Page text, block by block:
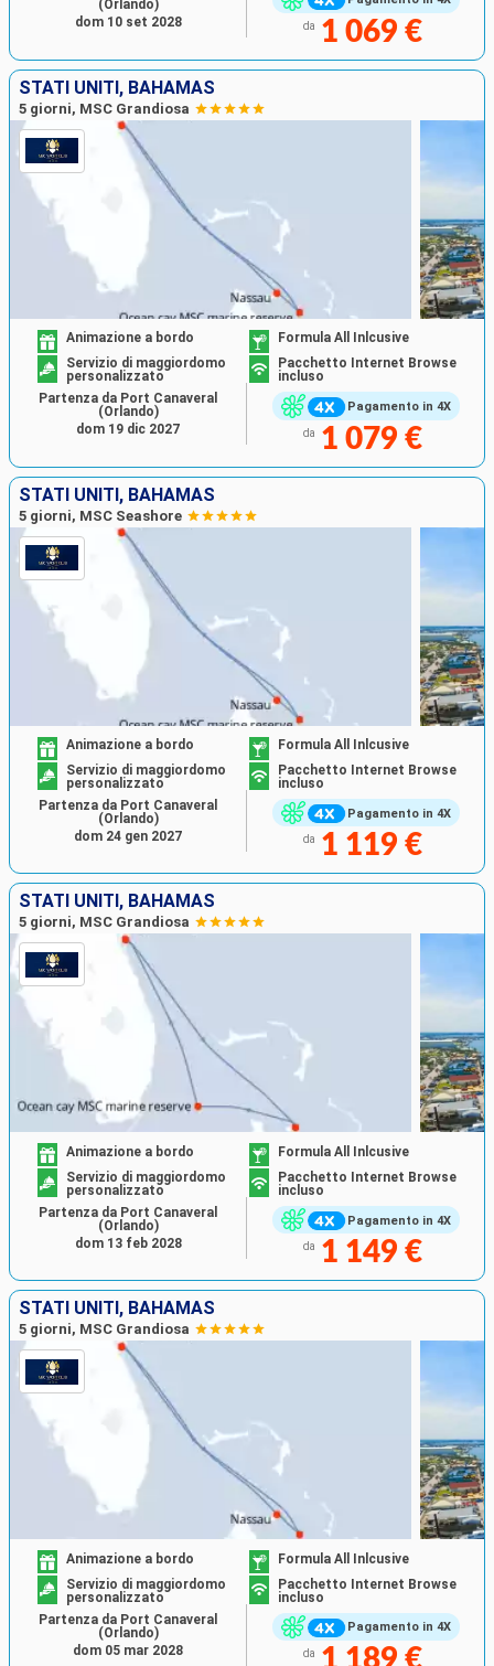
da 1 069 €
(Orlando)
dom 10 set 2028
STATI UNITI, BAHAMAS
5 giorni, MSC Grandiosa
Pagamento in 4X
Animazione a bordo
Formula All Inlcusive
Servizio di maggiordomo
personalizzato
Pacchetto Internet Browse
incluso
da 1 079 €
Partenza da Port Canaveral
(Orlando)
dom 19 dic 2027
STATI UNITI, BAHAMAS
5 giorni, MSC Seashore
Pagamento in 4X
Animazione a bordo
Formula All Inlcusive
Servizio di maggiordomo
personalizzato
Pacchetto Internet Browse
incluso
da 1 119 €
Partenza da Port Canaveral
(Orlando)
dom 24 gen 2027
STATI UNITI, BAHAMAS
5 giorni, MSC Grandiosa
Pagamento in 4X
Animazione a bordo
Formula All Inlcusive
Servizio di maggiordomo
personalizzato
Pacchetto Internet Browse
incluso
da 1 149 €
Partenza da Port Canaveral
(Orlando)
dom 13 feb 2028
STATI UNITI, BAHAMAS
5 giorni, MSC Grandiosa
Pagamento in 4X
Animazione a bordo
Formula All Inlcusive
Servizio di maggiordomo
personalizzato
Pacchetto Internet Browse
incluso
da 1 189 €
Partenza da Port Canaveral
(Orlando)
dom 05 mar 2028